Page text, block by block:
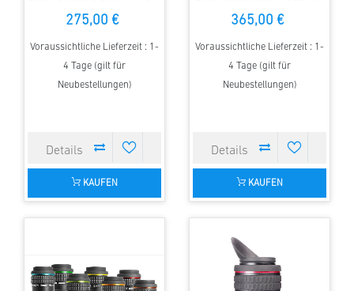
275,00 €
Voraussichtliche Lieferzeit : 1-
4 Tage (gilt für
Neubestellungen)
KAUFEN
365,00 €
Voraussichtliche Lieferzeit : 1-
4 Tage (gilt für
Neubestellungen)
KAUFEN